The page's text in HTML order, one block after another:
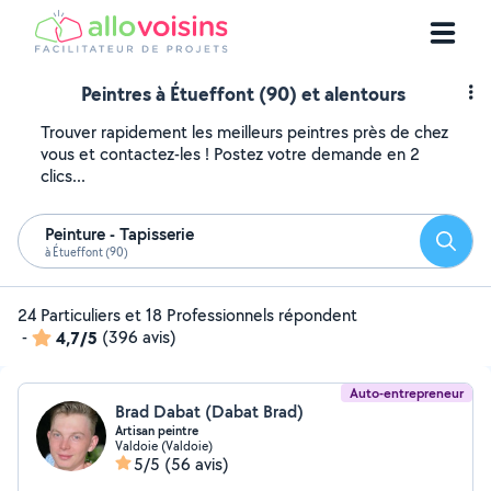
Peintres à Étueffont (90) et alentours
Trouver rapidement les meilleurs peintres près de chez
vous et contactez-les ! Postez votre demande en 2
clics...
Peinture - Tapisserie
à Étueffont (90)
24 Particuliers et 18 Professionnels répondent
-
4,7/5 (396 avis)
Auto-entrepreneur
Brad Dabat (Dabat Brad)
Artisan peintre
Valdoie (Valdoie)
5/5 (56 avis)